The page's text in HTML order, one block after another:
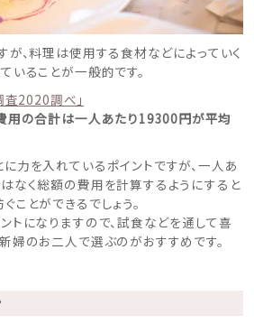
が、料理は使用する食材などによっていく
いることが一般的です。
査2020調べ」
用の合計は一人あたり19300円が平均
力を入れているポイントですが、一人あ
なく総額の費用を計算するようにすると
とができるでしょう。
トになりますので、試食などを通して喜
婦のお二人で選ぶのがおすすめです。